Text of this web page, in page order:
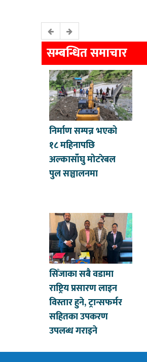
सम्बन्धित समाचार
निर्माण सम्पन्न भएको
१८ महिनापछि
अल्कासाँघु मोटरेबल
पुल सञ्चालनमा
सिँजाका सबै वडामा
राष्ट्रिय प्रसारण लाइन
विस्तार हुने, ट्रान्सफर्मर
सहितका उपकरण
उपलब्ध गराइने